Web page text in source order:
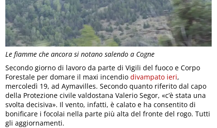
Le fiamme che ancora si notano salendo a Cogne
Secondo giorno di lavoro da parte di Vigili del fuoco e Corpo
Forestale per domare il maxi incendiodivampato ieri,
mercoledì 19, ad Aymavilles. Secondo quanto riferito dal capo
della Protezione civile valdostana Valerio Segor, «c’è stata una
svolta decisiva». Il vento, infatti, è calato e ha consentito di
bonificare i focolai nella parte più alta del fronte del rogo. Tutti
gli aggiornamenti.